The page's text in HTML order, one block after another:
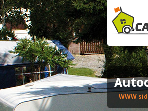
WWW